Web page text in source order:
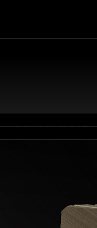
Запобігають
вентилятора
корпус ПК.
подальше